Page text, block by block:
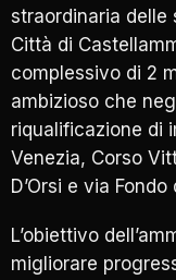
straordinaria delle
Città di
complessivo di 2
ambizioso che
riqualificazione di
Venezia, Corso
D’Orsi e via Fondo
L’obiettivo
migliorare